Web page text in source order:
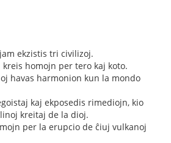
ekzistis tri civilizoj.
homojn per tero kaj koto.
havas harmonion kun la mondo
kaj ekposedis rimediojn, kio
kreitaj de la dioj.
per la erupcio de ĉiuj vulkanoj